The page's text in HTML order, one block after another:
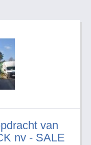
van
nv - SALE